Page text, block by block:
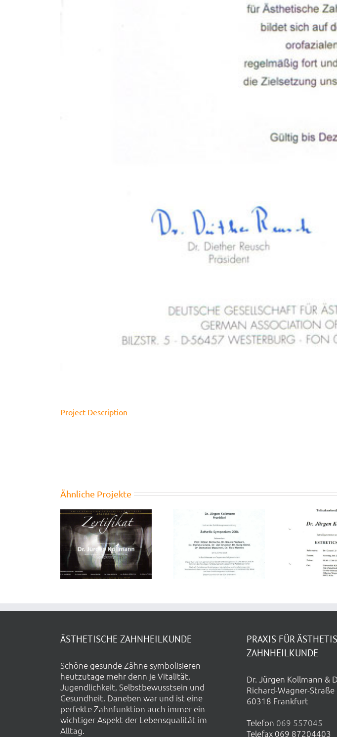
Project Description
Ähnliche Projekte
Ästehtik-
Symposium 2006
ESTHETICS 2000
ÄSTHETISCHE ZAHNHEILKUNDE
Schöne gesunde Zähne symbolisieren
heutzutage mehr denn je Vitalität,
Jugendlichkeit, Selbstbewusstsein und
Gesundheit. Daneben war und ist eine
perfekte Zahnfunktion auch immer ein
wichtiger Aspekt der Lebensqualität im
Alltag.
PRAXIS FÜR
ZAHNHEILKUNDE
Dr. Jürgen Kollmann &
Richard-Wagner-Straße
60318 Frankfurt
Telefon 069 557045
Telefax 069 87204403